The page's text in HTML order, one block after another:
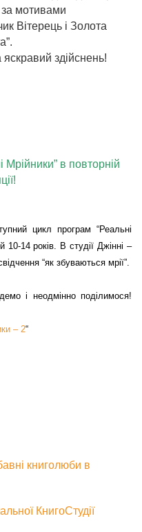
за мотивами
Вітерець і Золота
здійснень!
Мрійники” в повторній
цикл програм “Реальні
10-14 років. В студії Джінні –
“як збуваються мрії”.
і неодмінно поділимося!
– 2“
книголюби в
КнигоСтудії